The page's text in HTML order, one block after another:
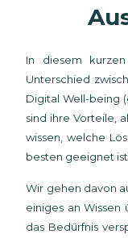
In diesem
Unterschied
Digital Well-being
sind ihre Vorteile,
wissen, welche
besten geeignet
Wir gehen davon
einiges an
das Bedürfnis